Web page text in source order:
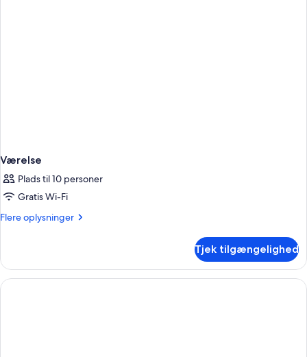
Værelse
Plads til 10 personer
Gratis Wi-Fi
Flere oplysninger
Flere
Tjek tilgængelighed